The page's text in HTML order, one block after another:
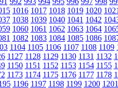
1016 1017 1018 1019 1020
1038 1039 1040 1041 1042
1060 1061 1062 1063 1064
1082 1083 1084 1085 1086
1104 1105 1106 1107 1108 1109
1127 1128 1129 1130 1131 1132
1150 1151 1152 1153 1154 1155
1173 1174 1175 1176 1177 1178
1196 1197 1198 1199 1200 1201